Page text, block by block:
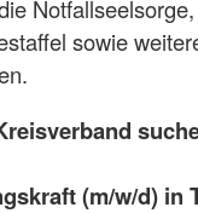
sowie
(m/w/d) in